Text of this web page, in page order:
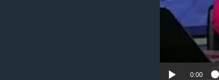
0:00